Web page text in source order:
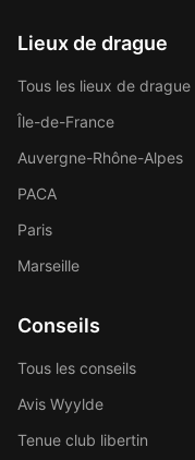
Lieux de drague
Tous les lieux de drague
Île-de-France
Auvergne-Rhône-Alpes
PACA
Paris
Marseille
Conseils
Tous les conseils
Avis Wyylde
Tenue club libertin